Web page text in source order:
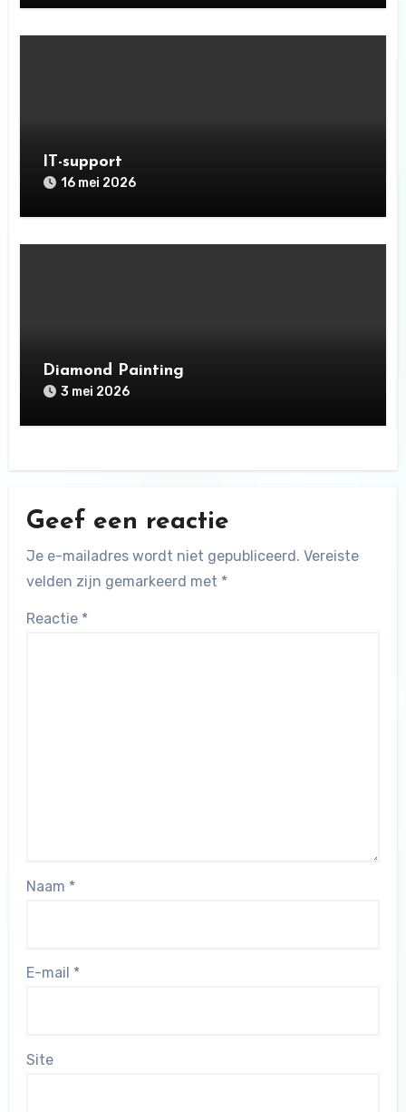
IT-support
16 mei 2026
Diamond Painting
3 mei 2026
Geef een reactie
Je e-mailadres wordt niet gepubliceerd. Vereiste
velden zijn gemarkeerd met *
Reactie *
Naam *
E-mail *
Site